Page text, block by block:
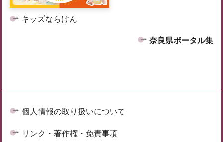
キッズならけん
奈良県ポータル集
個人情報の取り扱いについて
リンク・著作権・免責事項